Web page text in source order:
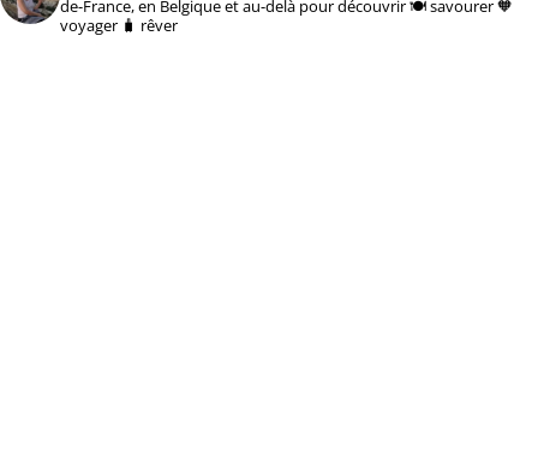
de-France, en Belgique et au-delà pour découvrir 🍽️ savourer 🧡
voyager 🧳 rêver